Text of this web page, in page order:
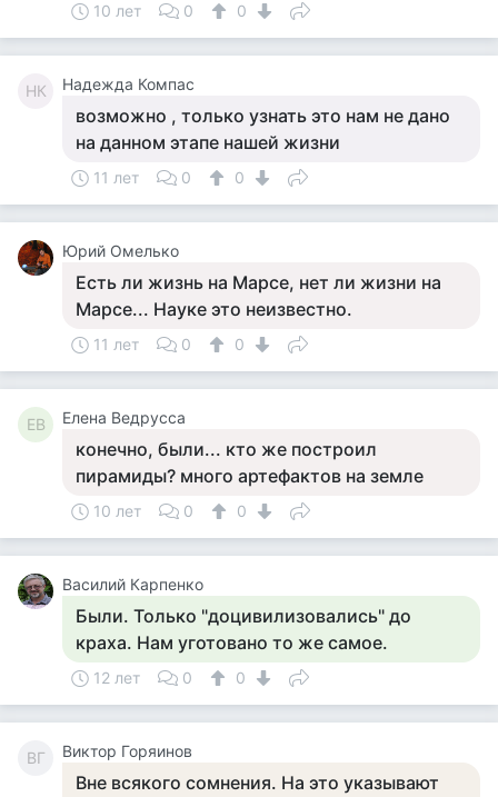
10 лет 0 0
НК Надежда Компас
возможно , только узнать это нам не дано
на данном этапе нашей жизни
11 лет 0 0
Юрий Омелько
Есть ли жизнь на Марсе, нет ли жизни на
Марсе... Науке это неизвестно.
11 лет 0 0
ЕВ Елена Ведрусса
конечно, были... кто же построил
пирамиды? много артефактов на земле
10 лет 0 0
Василий Карпенко
Были. Только "доцивилизовались" до
краха. Нам уготовано то же самое.
12 лет 0 0
ВГ Виктор Горяинов
Вне всякого сомнения. На это указывают